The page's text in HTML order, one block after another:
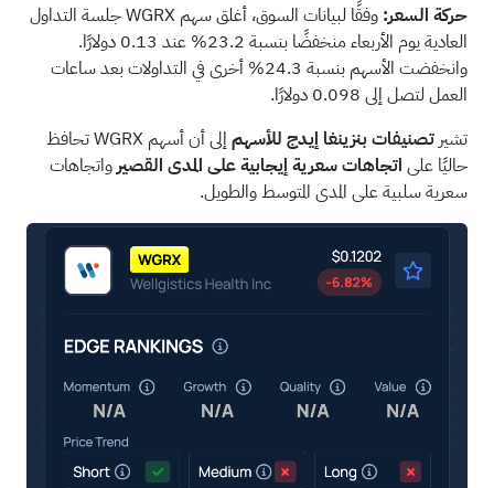
حركة السعر:
وفقًا لبيانات السوق، أغلق سهم WGRX جلسة التداول
العادية يوم الأربعاء منخفضًا بنسبة 23.2% عند 0.13 دولارًا.
وانخفضت الأسهم بنسبة 24.3% أخرى في التداولات بعد ساعات
العمل لتصل إلى 0.098 دولارًا.
تشير تصنيفات بنزينغا إيدج للأسهم
إلى أن أسهم WGRX تحافظ
حاليًا على اتجاهات سعرية إيجابية على المدى القصيرواتجاهات
سعرية سلبية على المدى المتوسط والطويل.